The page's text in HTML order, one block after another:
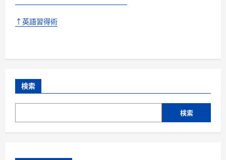
↑英語習得術
検索
検索